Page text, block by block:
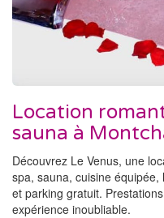
Location
sauna à
Découvrez Le Venus, une
spa, sauna, cuisine équipée,
et parking gratuit.
expérience inoubliable.